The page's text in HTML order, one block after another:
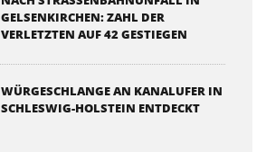
ELSENKIRCHEN: ZAHL DER V
ERLETZTEN AUF 42 GESTIEGEN
WÜRGESCHLANGE AN KANALUFER IN
SCHLESWIG-HOLSTEIN ENTDECKT